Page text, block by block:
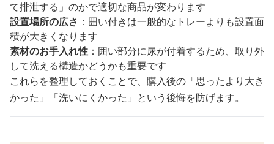
て排泄する」のかで適切な商品が変わります
設置場所の広さ ：囲い付きは一般的なトレーよりも設置面
積が大きくなります
素材のお手入れ性 ：囲い部分に尿が付着するため、取り外
して洗える構造かどうかも重要です
これらを整理しておくことで、購入後の「思ったより大き
かった」「洗いにくかった」という後悔を防げます。